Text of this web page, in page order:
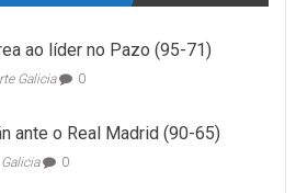
ao líder no Pazo (95-71)
Galicia 0
ante o Real Madrid (90-65)
0